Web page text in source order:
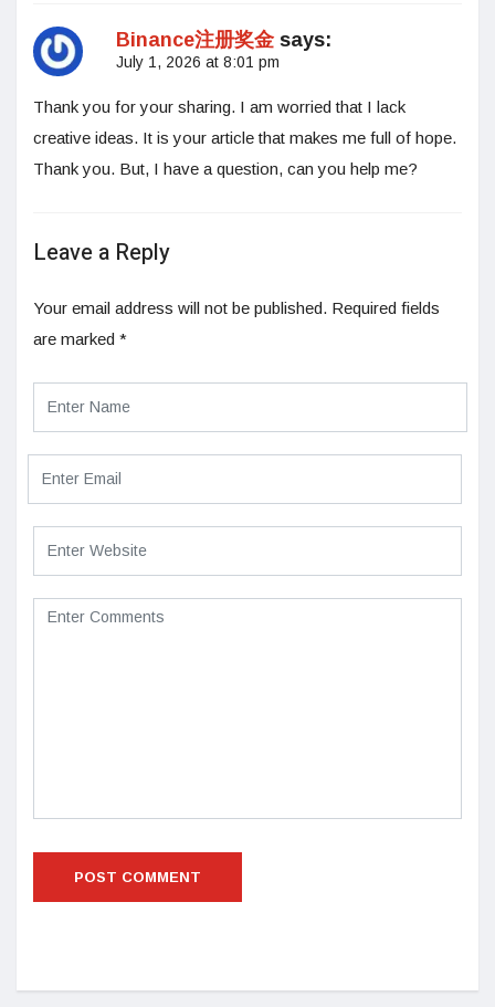
Binance注册奖金 says:
July 1, 2026 at 8:01 pm
Thank you for your sharing. I am worried that I lack
creative ideas. It is your article that makes me full of hope.
Thank you. But, I have a question, can you help me?
Leave a Reply
Your email address will not be published. Required fields
are marked *